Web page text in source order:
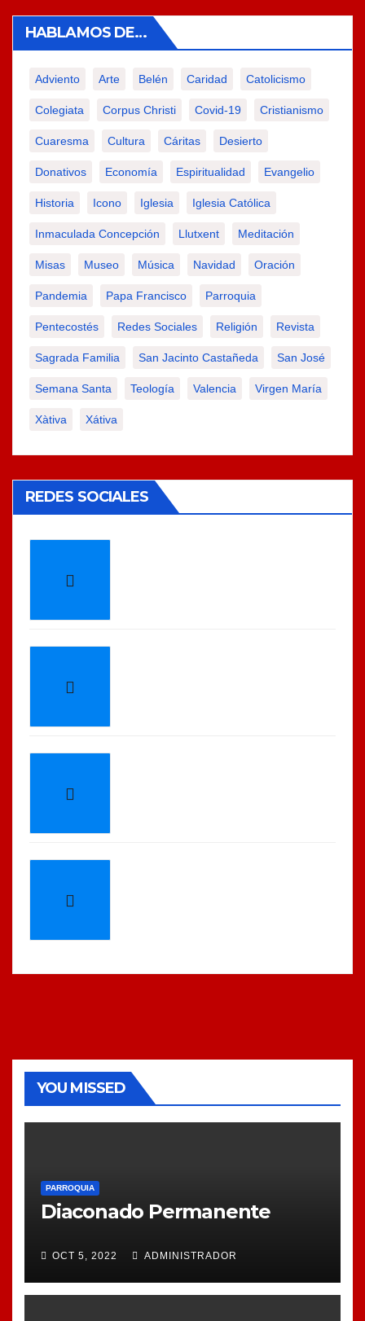
HABLAMOS DE…
Adviento Arte Belén Caridad Catolicismo
Colegiata Corpus Christi Covid-19 Cristianismo
Cuaresma Cultura Cáritas Desierto
Donativos Economía Espiritualidad Evangelio
Historia Icono Iglesia Iglesia Católica
Inmaculada Concepción Llutxent Meditación
Misas Museo Música Navidad Oración
Pandemia Papa Francisco Parroquia
Pentecostés Redes Sociales Religión Revista
Sagrada Familia San Jacinto Castañeda San José
Semana Santa Teología Valencia Virgen María
Xàtiva Xátiva
REDES SOCIALES
YOU MISSED
PARROQUIA
Diaconado Permanente
OCT 5, 2022 ADMINISTRADOR